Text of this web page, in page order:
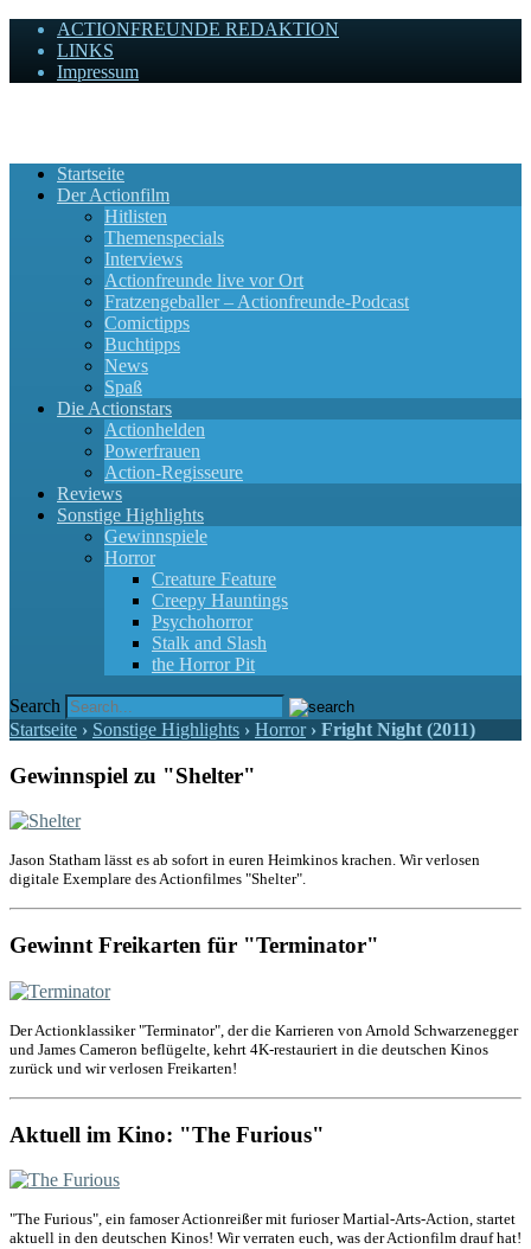
ACTIONFREUNDE REDAKTION
LINKS
Impressum
Startseite
Der Actionfilm
Hitlisten
Themenspecials
Interviews
Actionfreunde live vor Ort
Fratzengeballer – Actionfreunde-Podcast
Comictipps
Buchtipps
News
Spaß
Die Actionstars
Actionhelden
Powerfrauen
Action-Regisseure
Reviews
Sonstige Highlights
Gewinnspiele
Horror
Creature Feature
Creepy Hauntings
Psychohorror
Stalk and Slash
the Horror Pit
Search
Startseite › Sonstige Highlights › Horror › Fright Night (2011)
Gewinnspiel zu "Shelter"
Jason Statham lässt es ab sofort in euren Heimkinos krachen. Wir verlosen
digitale Exemplare des Actionfilmes "Shelter".
Gewinnt Freikarten für "Terminator"
Der Actionklassiker "Terminator", der die Karrieren von Arnold Schwarzenegger
und James Cameron beflügelte, kehrt 4K-restauriert in die deutschen Kinos
zurück und wir verlosen Freikarten!
Aktuell im Kino: "The Furious"
"The Furious", ein famoser Actionreißer mit furioser Martial-Arts-Action, startet
aktuell in den deutschen Kinos! Wir verraten euch, was der Actionfilm drauf hat!